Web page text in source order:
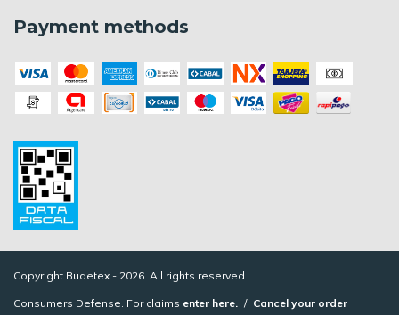
Payment methods
Copyright Budetex - 2026. All rights reserved.
Consumers Defense. For claims enter here. / Cancel your order